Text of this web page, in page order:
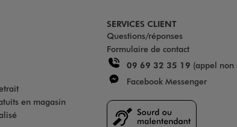
en magasin
SERVICES CLIENT
Questions/réponses
Formulaire de contact
09 69 32 35 19 (appel non
Facebook Messenger